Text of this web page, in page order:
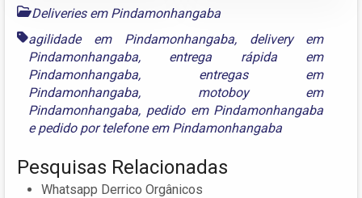
Deliveries em Pindamonhangaba
agilidade em Pindamonhangaba, delivery em
Pindamonhangaba, entrega rápida em
Pindamonhangaba, entregas em
Pindamonhangaba, motoboy em
Pindamonhangaba, pedido em Pindamonhangaba
epedido por telefone em Pindamonhangaba
Pesquisas Relacionadas
Whatsapp Derrico Orgânicos